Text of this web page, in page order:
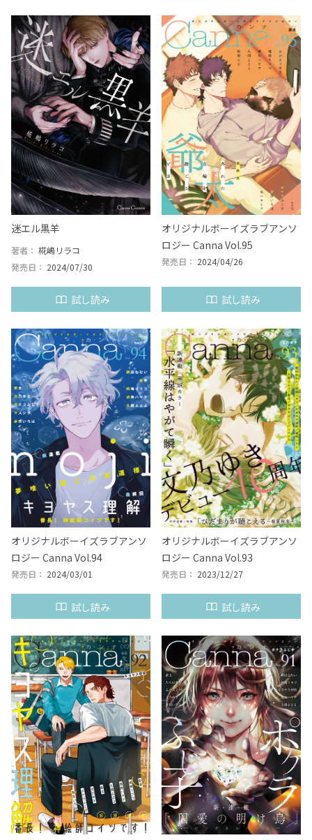
迷エル黒羊
著者： 椛嶋リラコ
発売日： 2024/07/30
試し読み
オリジナルボーイズラブアンソ
ロジー Canna Vol.95
発売日： 2024/04/26
試し読み
オリジナルボーイズラブアンソ
ロジー Canna Vol.94
発売日： 2024/03/01
試し読み
オリジナルボーイズラブアンソ
ロジー Canna Vol.93
発売日： 2023/12/27
試し読み